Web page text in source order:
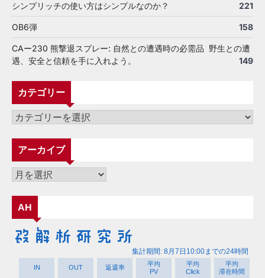
シンプリッチの使い方はシンプルなのか？ 221
OB6弾 158
CAー230 熊撃退スプレー: 自然との遭遇時の必需品 野生との遭
遇、安全と信頼を手に入れよう。
149
カテゴリー
カ
ゴ
リ
ー
アーカイブ
ア
カ
イ
ブ
AH